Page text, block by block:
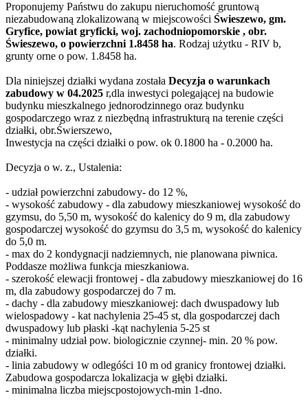
Proponujemy Państwu do zakupu nieruchomość gruntową
niezabudowaną zlokalizowaną w miejscowości Świeszewo, gm.
Gryfice, powiat gryficki, woj. zachodniopomorskie , obr.
Świeszewo, o powierzchni 1.8458 ha. Rodzaj użytku - RIV b,
grunty orne o pow. 1.8458 ha.
Dla niniejszej działki wydana została Decyzja o warunkach
zabudowy w 04.2025 r,dla inwestyci polegającej na budowie
budynku mieszkalnego jednorodzinnego oraz budynku
gospodarczego wraz z niezbędną infrastrukturą na terenie części
działki, obr.Świerszewo,
Inwestycja na części działki o pow. ok 0.1800 ha - 0.2000 ha.
Decyzja o w. z., Ustalenia:
- udział powierzchni zabudowy- do 12 %,
- wysokość zabudowy - dla zabudowy mieszkaniowej wysokość do
gzymsu, do 5,50 m, wysokość do kalenicy do 9 m, dla zabudowy
gospodarczej wysokość do gzymsu do 3,5 m, wysokość do kalenicy
do 5,0 m.
- max do 2 kondygnacji nadziemnych, nie planowana piwnica.
Poddasze możliwa funkcja mieszkaniowa.
- szerokość elewacji frontowej - dla zabudowy mieszkaniowej do 16
m, dla zabudowy gospodarczej do 7 m.
- dachy - dla zabudowy mieszkaniowej: dach dwuspadowy lub
wielospadowy - kat nachylenia 25-45 st, dla gospodarczej dach
dwuspadowy lub płaski -kąt nachylenia 5-25 st
- minimalny udział pow. biologicznie czynnej- min. 20 % pow.
działki.
- linia zabudowy w odlegóści 10 m od granicy frontowej działki.
Zabudowa gospodarcza lokalizacja w głębi działki.
- minimalna liczba miejscpostojowych-min 1-dno.